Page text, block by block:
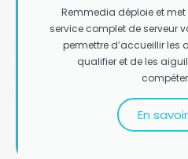
Remmedia déploie et
service complet de serveur
permettre d’accueillir les
qualifier et de les
En